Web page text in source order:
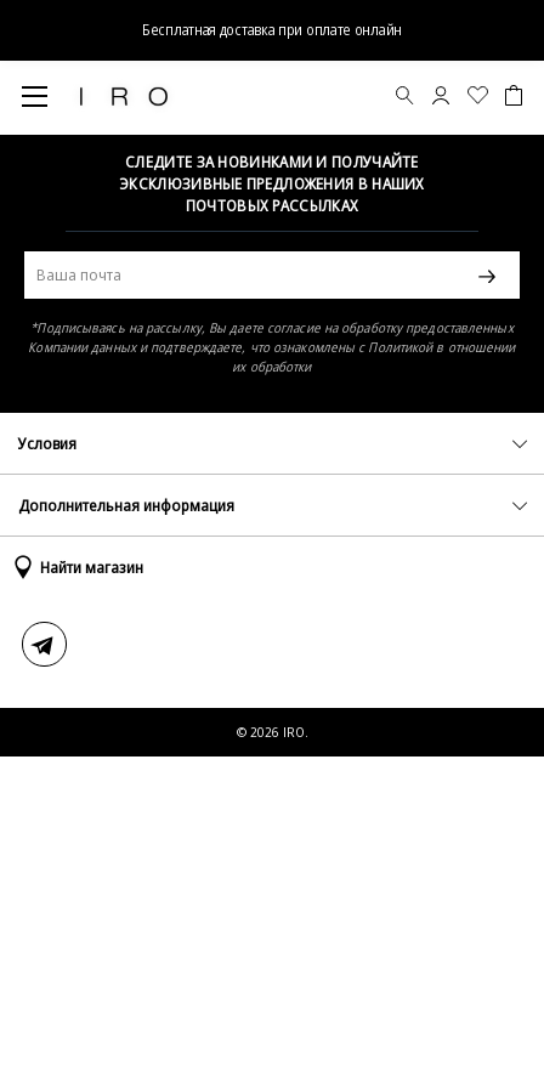
Бесплатная доставка при оплате онлайн
Элемент не найден
СЛЕДИТЕ ЗА НОВИНКАМИ И ПОЛУЧАЙТЕ
ЭКСКЛЮЗИВНЫЕ ПРЕДЛОЖЕНИЯ В НАШИХ
ПОЧТОВЫХ РАССЫЛКАХ
*Подписываясь на рассылку, Вы даете согласие на обработку предоставленных
Компании данных и подтверждаете, что ознакомлены с Политикой в отношении
их обработки
Условия
Политика конфиденциальности
Оферта
Дополнительная информация
Доставка и оплата
Таблица размеров
Найти магазин
© 2026 IRO.